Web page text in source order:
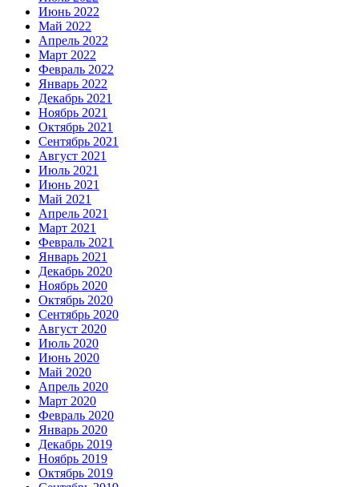
Июнь 2022
Май 2022
Апрель 2022
Март 2022
Февраль 2022
Январь 2022
Декабрь 2021
Ноябрь 2021
Октябрь 2021
Сентябрь 2021
Август 2021
Июль 2021
Июнь 2021
Май 2021
Апрель 2021
Март 2021
Февраль 2021
Январь 2021
Декабрь 2020
Ноябрь 2020
Октябрь 2020
Сентябрь 2020
Август 2020
Июль 2020
Июнь 2020
Май 2020
Апрель 2020
Март 2020
Февраль 2020
Январь 2020
Декабрь 2019
Ноябрь 2019
Октябрь 2019